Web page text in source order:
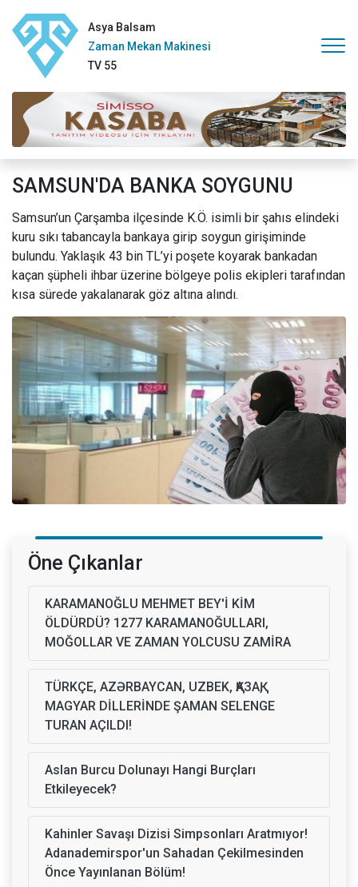
Asya Balsam
Zaman Mekan Makinesi
TV 55
SAMSUN'DA BANKA SOYGUNU
Samsun’un Çarşamba ilçesinde K.Ö. isimli bir şahıs elindeki
kuru sıkı tabancayla bankaya girip soygun girişiminde
bulundu. Yaklaşık 43 bin TL’yi poşete koyarak bankadan
kaçan şüpheli ihbar üzerine bölgeye polis ekipleri tarafından
kısa sürede yakalanarak göz altına alındı.
Öne Çıkanlar
KARAMANOĞLU MEHMET BEY'İ KİM
ÖLDÜRDÜ? 1277 KARAMANOĞULLARI,
MOĞOLLAR VE ZAMAN YOLCUSU ZAMİRA
TÜRKÇE, AZƏRBAYCAN, UZBEK, ҚАЗАҚ,
MAGYAR DİLLERİNDE ŞAMAN SELENGE
TURAN AÇILDI!
Aslan Burcu Dolunayı Hangi Burçları
Etkileyecek?
Kahinler Savaşı Dizisi Simpsonları Aratmıyor!
Adanademirspor'un Sahadan Çekilmesinden
Önce Yayınlanan Bölüm!